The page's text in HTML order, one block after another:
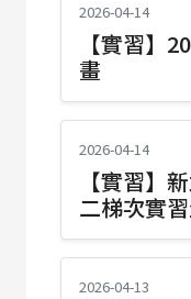
2026-04-14
【實習】
畫
2026-04-14
【實習】
二梯次實
2026-04-13